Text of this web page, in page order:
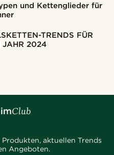
und Kettenglieder für
TRENDS FÜR
JAHR 2024
aktuellen Trends
Angeboten.